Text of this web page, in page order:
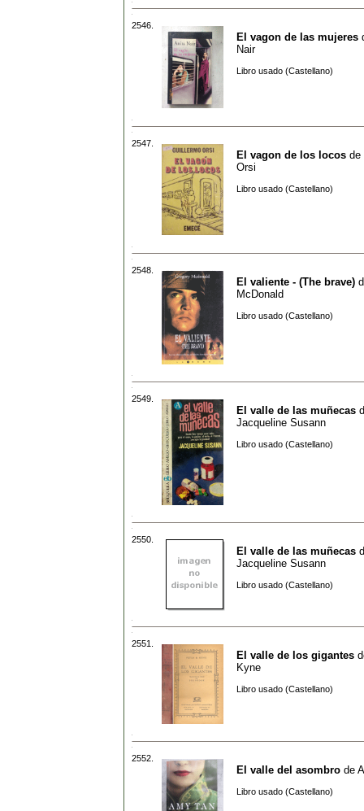
2546.
El vagon de las mujeres
Nair
Libro usado (Castellano)
2547.
El vagon de los locos de
Orsi
Libro usado (Castellano)
2548.
El valiente - (The brave)
McDonald
Libro usado (Castellano)
2549.
El valle de las muñecas
Jacqueline Susann
Libro usado (Castellano)
2550.
El valle de las muñecas
Jacqueline Susann
Libro usado (Castellano)
2551.
El valle de los gigantes
Kyne
Libro usado (Castellano)
2552.
El valle del asombro de
Libro usado (Castellano)